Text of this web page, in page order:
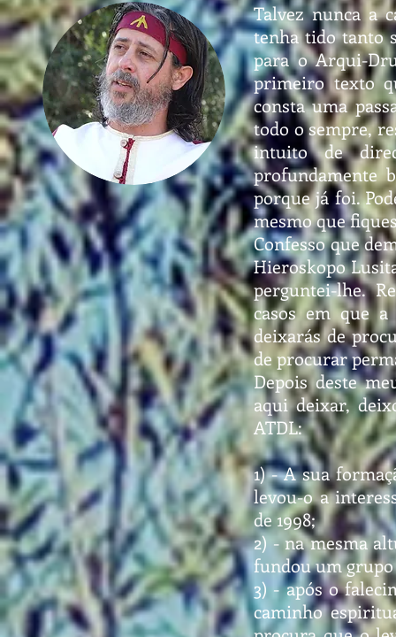
Talvez nunca a
tenha tido tanto
para o Arqui-
primeiro texto
consta uma
todo o sempre,
intuito de
profundamente
porque já foi.
mesmo que
Confesso que
Hieroskopo
perguntei-lhe.
casos em que
deixarás de
de procurar
Depois deste
aqui deixar,
ATDL:
1) - A sua
levou-o a
de 1998;
2) - na mesma
fundou um grupo
3) - após o
caminho